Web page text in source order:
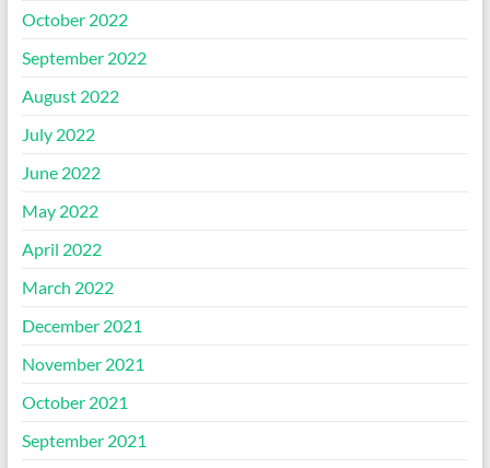
October 2022
September 2022
August 2022
July 2022
June 2022
May 2022
April 2022
March 2022
December 2021
November 2021
October 2021
September 2021